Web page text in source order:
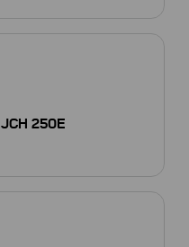
JCH 250E